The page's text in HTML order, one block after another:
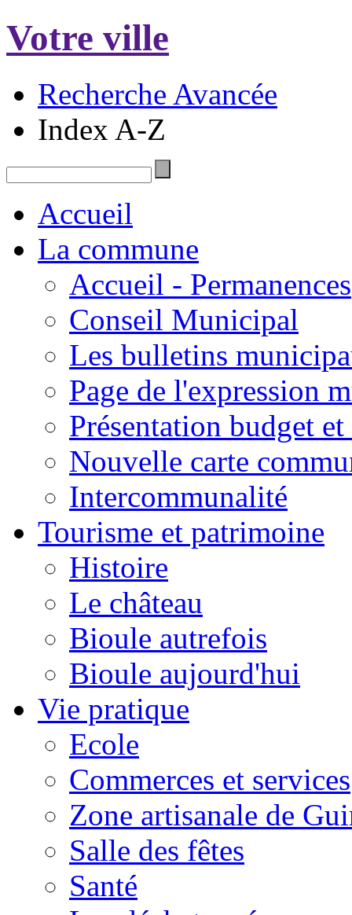
Votre ville
Recherche Avancée
Index A-Z
Accueil
La commune
Accueil - Permanences
Conseil Municipal
Les bulletins
Page de l'expression
Présentation budget
Nouvelle carte
Intercommunalité
Tourisme et patrimoine
Histoire
Le château
Bioule autrefois
Bioule aujourd'hui
Vie pratique
Ecole
Commerces et services
Zone artisanale de
Salle des fêtes
Santé